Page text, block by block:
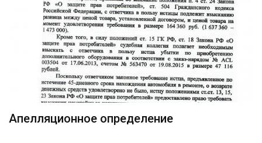
Апелляционное определение